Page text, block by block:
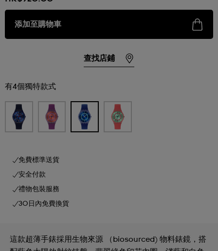
添加至購物車
查找店鋪
有4個獨特款式
免費標準送貨
安全付款
禮物包裝服務
30日內免費換貨
這款超薄手錶採用生物來源 （biosourced) 物料錶鏡，搭